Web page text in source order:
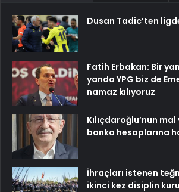
Dusan Tadic’ten
Fatih Erbakan: Bir
yanda YPG biz de
namaz kılıyoruz
Kılıçdaroğlu’nun
banka hesaplarına
İhraçları istenen
ikinci kez disiplin